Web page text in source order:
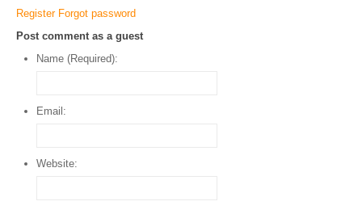
Register Forgot password
Post comment as a guest
Name (Required):
Email:
Website: